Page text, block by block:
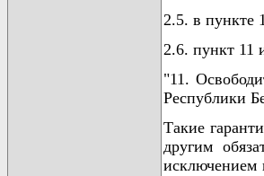
2.5. в пункте
2.6. пункт 11
"11.
Республики
Такие
другим
исключением